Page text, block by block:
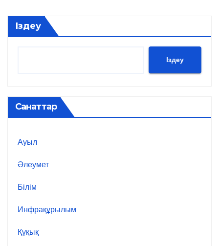
Іздеу
Іздеу
Санаттар
Ауыл
Әлеумет
Білім
Инфрақұрылым
Құқық